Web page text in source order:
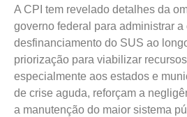
A CPI tem revelado detalhes da
governo federal para administrar a
desfinanciamento do SUS ao
priorização para viabilizar
especialmente aos estados e
de crise aguda, reforçam a
a manutenção do maior sistema